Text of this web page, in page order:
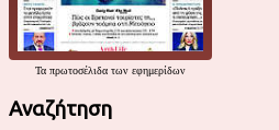
Τα πρωτοσέλιδα των εφημερίδων
Αναζήτηση